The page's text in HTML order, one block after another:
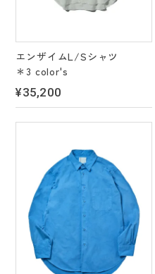
エンザイムL/Sシャツ
＊3 color's
¥35,200